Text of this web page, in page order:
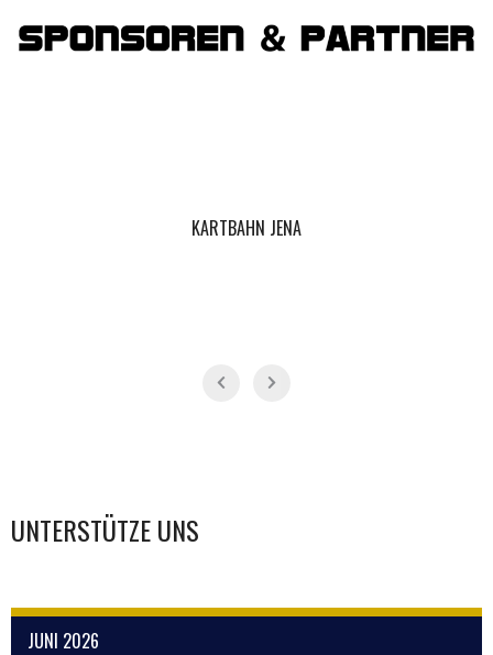
KARTBAHN JENA
UNTERSTÜTZE UNS
JUNI 2026